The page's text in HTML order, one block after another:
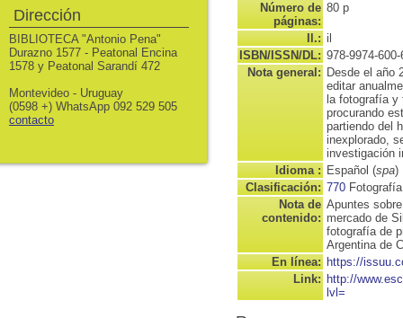
Número de
páginas:
80 p
Il.: il
ISBN/ISSN/DL: 978-9974-600-
Nota general: Desde el año
editar
la fotografía
procurando
partiendo del
inexplorado,
investigación
Idioma : Español (spa)
Clasificación: 770 Fotografía
Nota de
contenido:
Apuntes
mercado de
fotografía de
Argentina de
En línea: https://
Link: http://
lvl=
Dirección
BIBLIOTECA "Antonio Pena"
Durazno 1577 - Peatonal Encina
1578 y Peatonal Sarandí 472
Montevideo - Uruguay
(0598 +) WhatsApp 092 529 505
contacto